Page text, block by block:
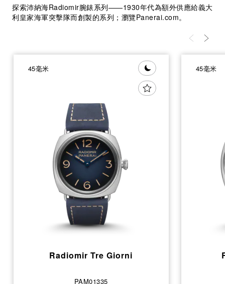
探索沛納海Radiomir腕錶系列——1930年代為額外供應給義大
利皇家海軍突擊隊而創製的系列；瀏覽Panerai.com。
45毫米
Radiomir Tre Giorni
PAM01335
45毫米